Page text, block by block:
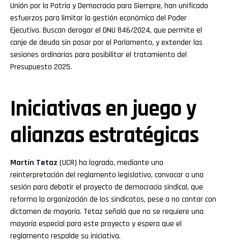
Unión por la Patria y Democracia para Siempre, han unificado
esfuerzos para limitar la gestión económica del Poder
Ejecutivo. Buscan derogar el DNU 846/2024, que permite el
canje de deuda sin pasar por el Parlamento, y extender las
sesiones ordinarias para posibilitar el tratamiento del
Presupuesto 2025.
Iniciativas en juego y
alianzas estratégicas
Martín Tetaz (UCR) ha logrado, mediante una
reinterpretación del reglamento legislativo, convocar a una
sesión para debatir el proyecto de democracia sindical, que
reforma la organización de los sindicatos, pese a no contar con
dictamen de mayoría. Tetaz señaló que no se requiere una
mayoría especial para este proyecto y espera que el
reglamento respalde su iniciativa.